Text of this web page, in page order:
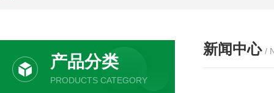
产品分类
PRODUCTS CATEGORY
新闻中心 /